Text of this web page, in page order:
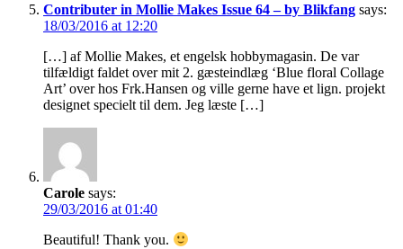
Contributer in Mollie Makes Issue 64 – by Blikfang says:
18/03/2016 at 12:20
[…] af Mollie Makes, et engelsk hobbymagasin. De var
tilfældigt faldet over mit 2. gæsteindlæg ‘Blue floral Collage
Art’ over hos Frk.Hansen og ville gerne have et lign. projekt
designet specielt til dem. Jeg læste […]
Carole says:
29/03/2016 at 01:40
Beautiful! Thank you.